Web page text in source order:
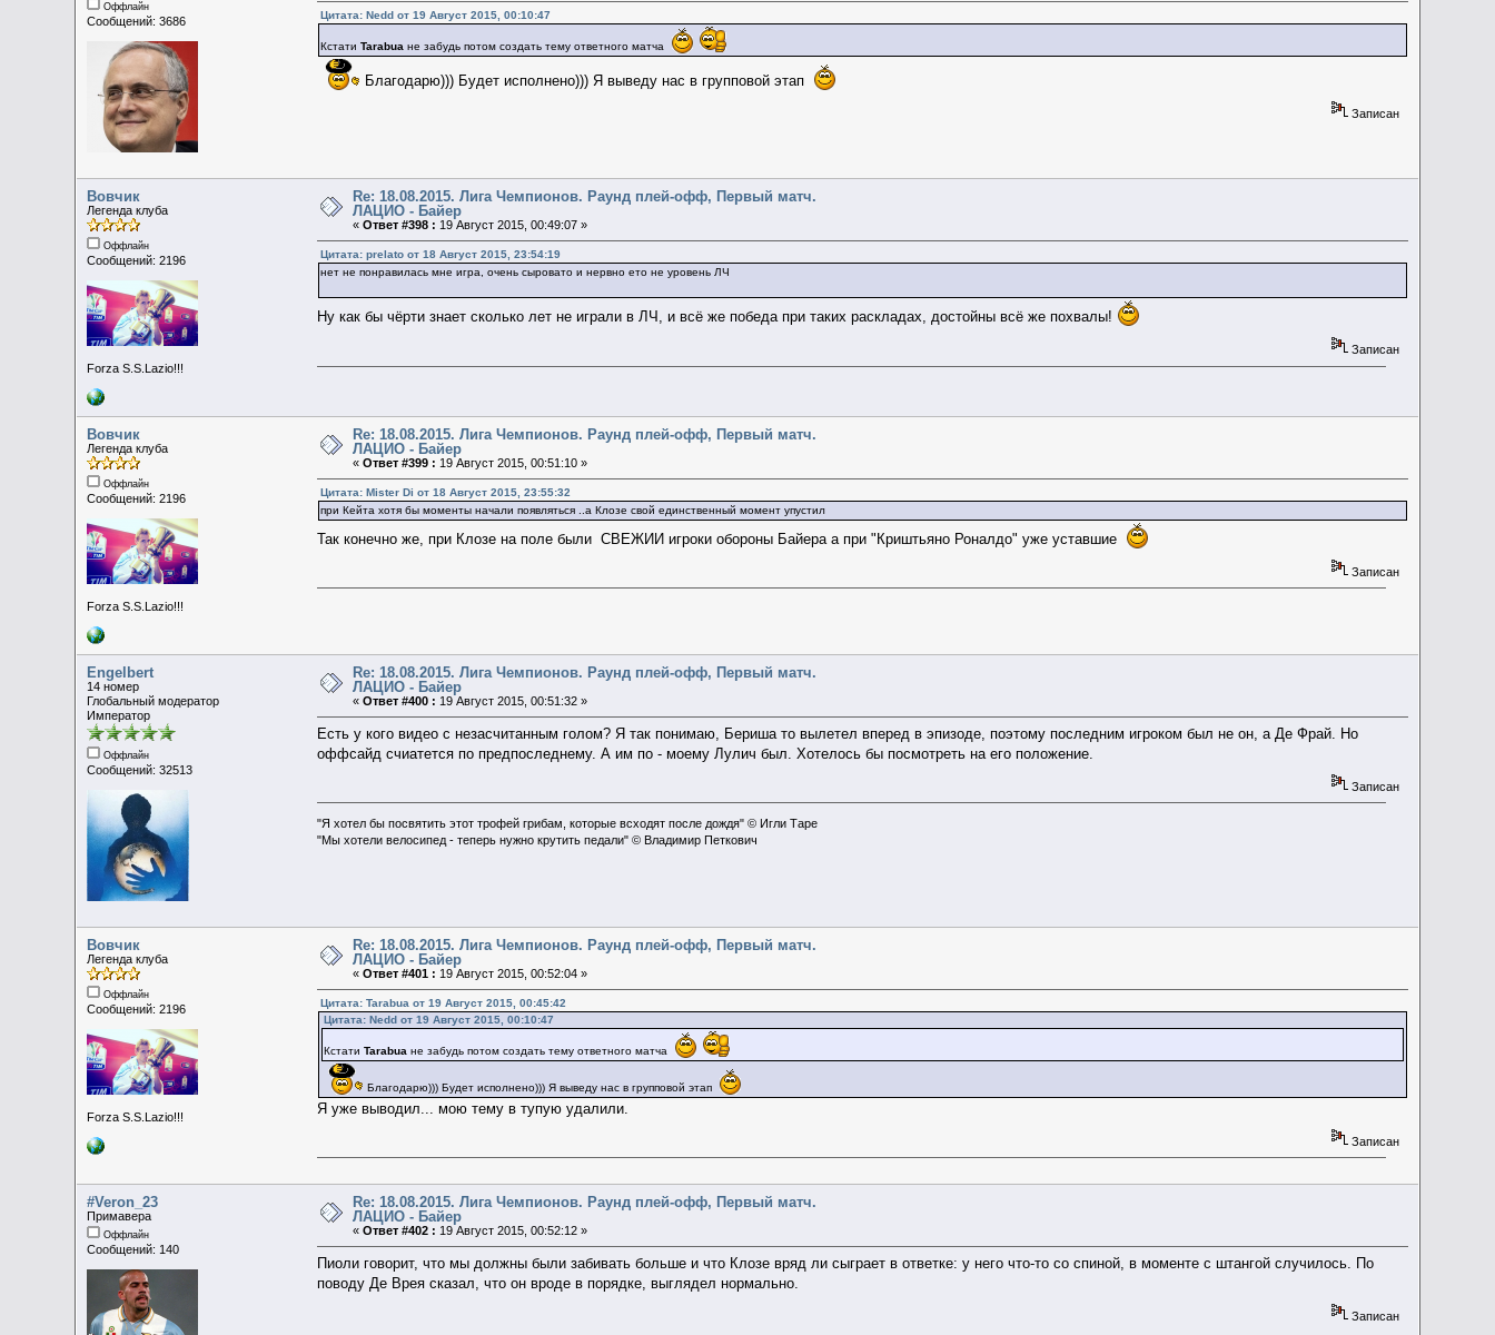
Оффлайн
Сообщений: 3686 Цитата: Nedd от 19 Август 2015, 00:10:47
Кстати Tarabua не забудь потом создать тему ответного матча
Благодарю))) Будет исполнено))) Я выведу нас в групповой этап
Записан
Вовчик
Легенда клуба
Оффлайн
Сообщений: 2196
Forza S.S.Lazio!!!
Re: 18.08.2015. Лига Чемпионов. Раунд плей-офф, Первый матч.
ЛАЦИО - Байер
«Ответ #398 : 19 Август 2015, 00:49:07 »
Цитата: prelato от 18 Август 2015, 23:54:19
нет не понравилась мне игра, очень сыровато и нервно ето не уровень ЛЧ
Ну как бы чёрти знает сколько лет не играли в ЛЧ, и всё же победа при таких раскладах, достойны всё же похвалы!
Записан
Вовчик
Легенда клуба
Оффлайн
Сообщений: 2196
Forza S.S.Lazio!!!
Re: 18.08.2015. Лига Чемпионов. Раунд плей-офф, Первый матч.
ЛАЦИО - Байер
«Ответ #399 : 19 Август 2015, 00:51:10 »
Цитата: Mister Di от 18 Август 2015, 23:55:32
при Кейта хотя бы моменты начали появляться ..а Клозе свой единственный момент упустил
Так конечно же, при Клозе на поле были СВЕЖИИ игроки обороны Байера а при "Криштьяно Роналдо" уже уставшие
Записан
Engelbert
14 номер
Глобальный модератор
Император
Оффлайн
Сообщений: 32513
Re: 18.08.2015. Лига Чемпионов. Раунд плей-офф, Первый матч.
ЛАЦИО - Байер
«Ответ #400 : 19 Август 2015, 00:51:32 »
Есть у кого видео с незасчитанным голом? Я так понимаю, Бериша то вылетел вперед в эпизоде, поэтому последним игроком был не он, а Де Фрай. Но
оффсайд счиатется по предпоследнему. А им по - моему Лулич был. Хотелось бы посмотреть на его положение.
Записан
"Я хотел бы посвятить этот трофей грибам, которые всходят после дождя" © Игли Таре
"Мы хотели велосипед - теперь нужно крутить педали" © Владимир Петкович
Вовчик
Легенда клуба
Оффлайн
Сообщений: 2196
Forza S.S.Lazio!!!
Re: 18.08.2015. Лига Чемпионов. Раунд плей-офф, Первый матч.
ЛАЦИО - Байер
«Ответ #401 : 19 Август 2015, 00:52:04 »
Цитата: Tarabua от 19 Август 2015, 00:45:42
Цитата: Nedd от 19 Август 2015, 00:10:47
Кстати Tarabua не забудь потом создать тему ответного матча
Благодарю))) Будет исполнено))) Я выведу нас в групповой этап
Я уже выводил... мою тему в тупую удалили.
Записан
#Veron_23
Примавера
Оффлайн
Сообщений: 140
Re: 18.08.2015. Лига Чемпионов. Раунд плей-офф, Первый матч.
ЛАЦИО - Байер
«Ответ #402 : 19 Август 2015, 00:52:12 »
Пиоли говорит, что мы должны были забивать больше и что Клозе вряд ли сыграет в ответке: у него что-то со спиной, в моменте с штангой случилось. По
поводу Де Врея сказал, что он вроде в порядке, выглядел нормально.
Записан